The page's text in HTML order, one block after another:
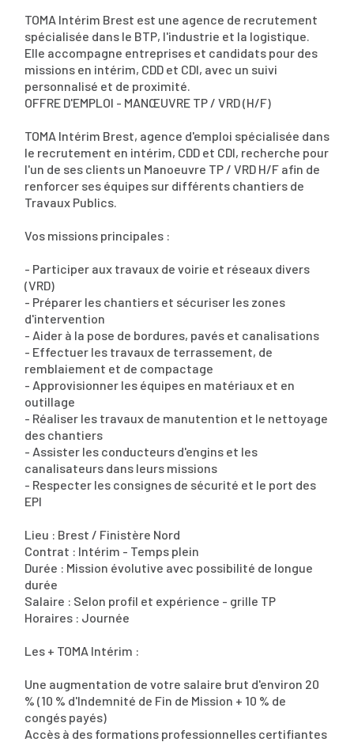
TOMA Intérim Brest est une agence de recrutement
spécialisée dans le BTP, l'industrie et la logistique.
Elle accompagne entreprises et candidats pour des
missions en intérim, CDD et CDI, avec un suivi
personnalisé et de proximité.
OFFRE D'EMPLOI - MANŒUVRE TP / VRD (H/F)
TOMA Intérim Brest, agence d'emploi spécialisée dans
le recrutement en intérim, CDD et CDI, recherche pour
l'un de ses clients un Manoeuvre TP / VRD H/F afin de
renforcer ses équipes sur différents chantiers de
Travaux Publics.
Vos missions principales :
- Participer aux travaux de voirie et réseaux divers
(VRD)
- Préparer les chantiers et sécuriser les zones
d'intervention
- Aider à la pose de bordures, pavés et canalisations
- Effectuer les travaux de terrassement, de
remblaiement et de compactage
- Approvisionner les équipes en matériaux et en
outillage
- Réaliser les travaux de manutention et le nettoyage
des chantiers
- Assister les conducteurs d'engins et les
canalisateurs dans leurs missions
- Respecter les consignes de sécurité et le port des
EPI
Lieu : Brest / Finistère Nord
Contrat : Intérim - Temps plein
Durée : Mission évolutive avec possibilité de longue
durée
Salaire : Selon profil et expérience - grille TP
Horaires : Journée
Les + TOMA Intérim :
Une augmentation de votre salaire brut d'environ 20
% (10 % d'Indemnité de Fin de Mission + 10 % de
congés payés)
Accès à des formations professionnelles certifiantes